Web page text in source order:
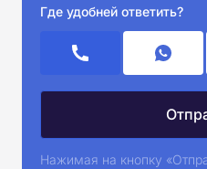
Где удобней ответить?
Нажимая на кнопку